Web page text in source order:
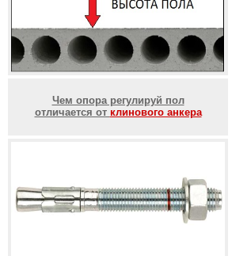
Чем опора регулируй пол
отличается от клинового анкера